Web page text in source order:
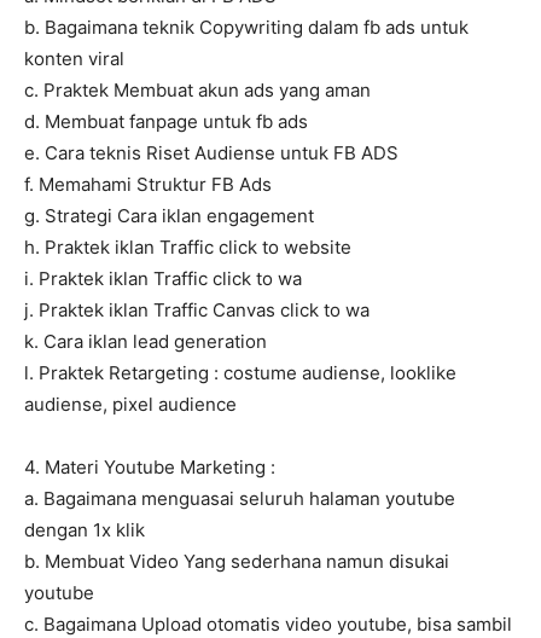
b. Bagaimana teknik Copywriting dalam fb ads untuk
konten viral
c. Praktek Membuat akun ads yang aman
d. Membuat fanpage untuk fb ads
e. Cara teknis Riset Audiense untuk FB ADS
f. Memahami Struktur FB Ads
g. Strategi Cara iklan engagement
h. Praktek iklan Traffic click to website
i. Praktek iklan Traffic click to wa
j. Praktek iklan Traffic Canvas click to wa
k. Cara iklan lead generation
l. Praktek Retargeting : costume audiense, looklike
audiense, pixel audience
4. Materi Youtube Marketing :
a. Bagaimana menguasai seluruh halaman youtube
dengan 1x klik
b. Membuat Video Yang sederhana namun disukai
youtube
c. Bagaimana Upload otomatis video youtube, bisa sambil